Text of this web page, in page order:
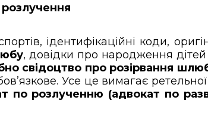
розлучення
ідентифікаційні коди,
, довідки про народження дітей
свідоцтво про розірвання
Усе це вимагає
по розлученню (адвокат по